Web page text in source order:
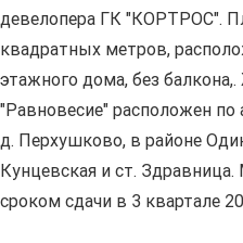
девелопера ГК "КОРТРОС".
квадратных метров,
этажного дома, без
"Равновесие" расположен
д. Перхушково, в районе
Кунцевская и ст.
сроком сдачи в 3 квартале